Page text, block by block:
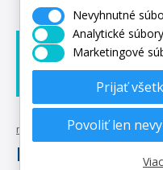
Doprava zadarmo
Expedicia do 5 dní
mpo-matrace.sk • posteľné
Potlač
Nevyhnutné
Analytické
Marketingové
Prijať
Povoliť len